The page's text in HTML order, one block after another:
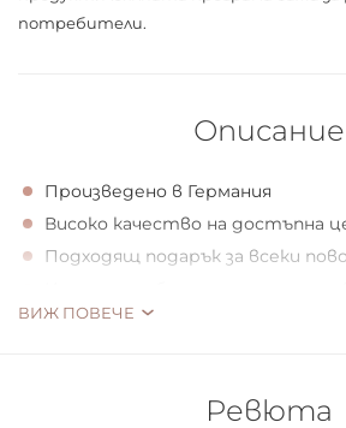
потребители.
Описание
Произведено в Германия
Високо качество на достъпна
Подходящ подарък за всеки
Маслото от божур успокоява
свободните радикали, като по
ВИЖ ПОВЕЧЕ
Ревюта